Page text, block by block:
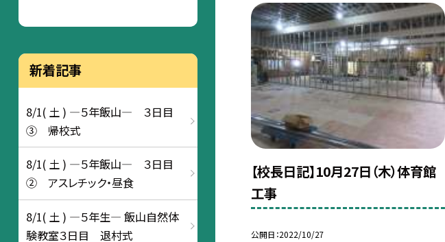
【校長日記】10月27日（木）体育館
工事
公開日 2022/10/27
新着記事
8/1( 土 ) ―５年飯山― ３日目
③ 帰校式
8/1( 土 ) ―５年飯山― ３日目
② アスレチック・昼食
8/1( 土 ) ―５年生― 飯山自然体
験教室３日目 退村式